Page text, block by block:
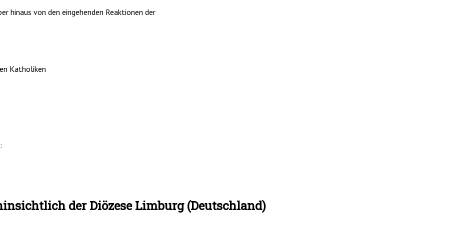
hinaus von den eingehenden Reaktionen der
Katholiken
der Diözese Limburg (Deutschland)